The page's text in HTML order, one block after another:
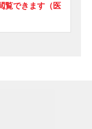
覧できます（医